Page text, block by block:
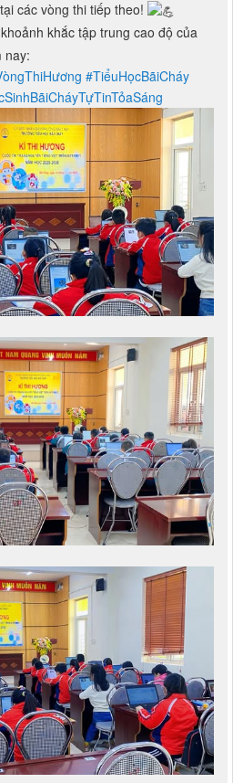
các vòng thi tiếp theo!
khắc tập trung cao độ của
nay:
#TiểuHọcBãiCháy